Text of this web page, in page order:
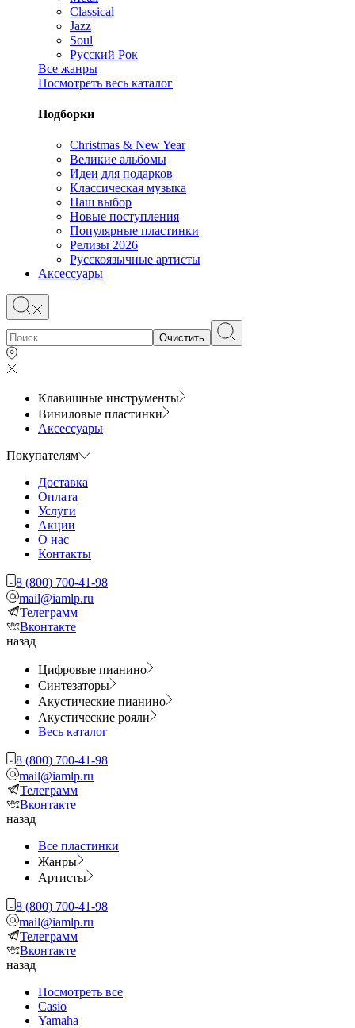
Classical
Jazz
Soul
Русский Рок
Все жанры
Посмотреть весь каталог
Подборки
Christmas & New Year
Великие альбомы
Идеи для подарков
Классическая музыка
Наш выбор
Новые поступления
Популярные пластинки
Релизы 2026
Русскоязычные артисты
Аксессуары
Очистить
Клавишные инструменты
Виниловые пластинки
Аксессуары
Покупателям
Доставка
Оплата
Услуги
Акции
О нас
Контакты
8 (800) 700-41-98
mail@iamlp.ru
Телеграмм
Вконтакте
назад
Цифровые пианино
Синтезаторы
Акустические пианино
Акустические рояли
Весь каталог
8 (800) 700-41-98
mail@iamlp.ru
Телеграмм
Вконтакте
назад
Все пластинки
Жанры
Артисты
8 (800) 700-41-98
mail@iamlp.ru
Телеграмм
Вконтакте
назад
Посмотреть все
Casio
Yamaha